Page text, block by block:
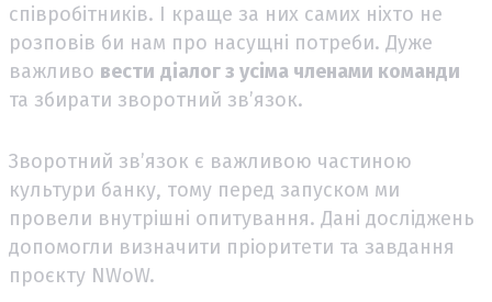
співробітників. І краще за них самих ніхто не
розповів би нам про насущні потреби. Дуже
важливо вести діалог з усіма членами команди
та збирати зворотний зв’язок.
Зворотний зв’язок є важливою частиною
культури банку, тому перед запуском ми
провели внутрішні опитування. Дані досліджень
допомогли визначити пріоритети та завдання
проєкту NWoW.